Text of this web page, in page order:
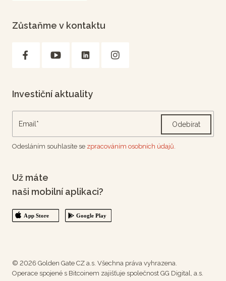
Zůstaňme v kontaktu
Investiční aktuality
Odebírat
Odesláním souhlasíte se zpracováním osobních údajů.
Už máte
naši mobilní aplikaci?
© 2026 Golden Gate CZ a.s. Všechna práva vyhrazena.
Operace spojené s Bitcoinem zajišťuje společnost GG Digital, a.s.